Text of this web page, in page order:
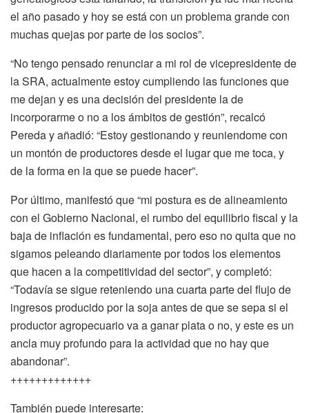
el año pasado y hoy se está con un problema grande con
muchas quejas por parte de los socios”.
“No tengo pensado renunciar a mi rol de vicepresidente de
la SRA, actualmente estoy cumpliendo las funciones que
me dejan y es una decisión del presidente la de
incorporarme o no a los ámbitos de gestión”, recalcó
Pereda y añadió: “Estoy gestionando y reuniendome con
un montón de productores desde el lugar que me toca, y
de la forma en la que se puede hacer”.
Por último, manifestó que “mi postura es de alineamiento
con el Gobierno Nacional, el rumbo del equilibrio fiscal y la
baja de inflación es fundamental, pero eso no quita que no
sigamos peleando diariamente por todos los elementos
que hacen a la competitividad del sector”, y completó:
“Todavía se sigue reteniendo una cuarta parte del flujo de
ingresos producido por la soja antes de que se sepa si el
productor agropecuario va a ganar plata o no, y este es un
ancla muy profundo para la actividad que no hay que
abandonar”.
+++++++++++++
También puede interesarte: